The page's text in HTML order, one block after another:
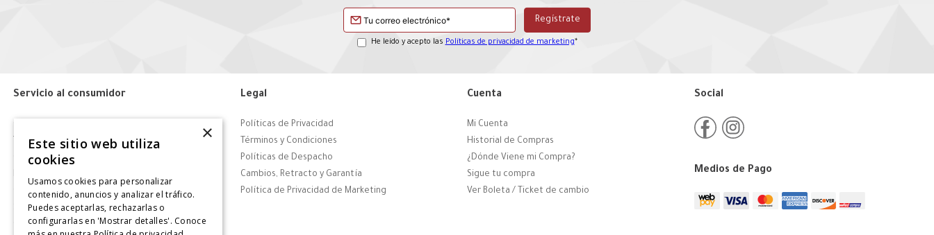
He leído y acepto las Políticas de privacidad de marketing*
Servicio al consumidor
Tiendas
Contáctanos
Giftcard
Solicitar Factura
CyberDay
Legal
Políticas de Privacidad
Términos y Condiciones
Políticas de Despacho
Cambios, Retracto y Garantía
Política de Privacidad de Marketing
Cuenta
Mi Cuenta
Historial de Compras
¿Dónde Viene mi Compra?
Sigue tu compra
Ver Boleta / Ticket de cambio
Social
Medios de Pago
×
Este sitio web utiliza
cookies
Usamos cookies para personalizar
contenido, anuncios y analizar el tráfico.
Puedes aceptarlas, rechazarlas o
configurarlas en 'Mostrar detalles'. Conoce